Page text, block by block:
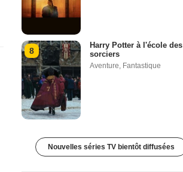
8
Harry Potter à l'école des
sorciers
Aventure Fantastique
Nouvelles séries TV bientôt diffusées